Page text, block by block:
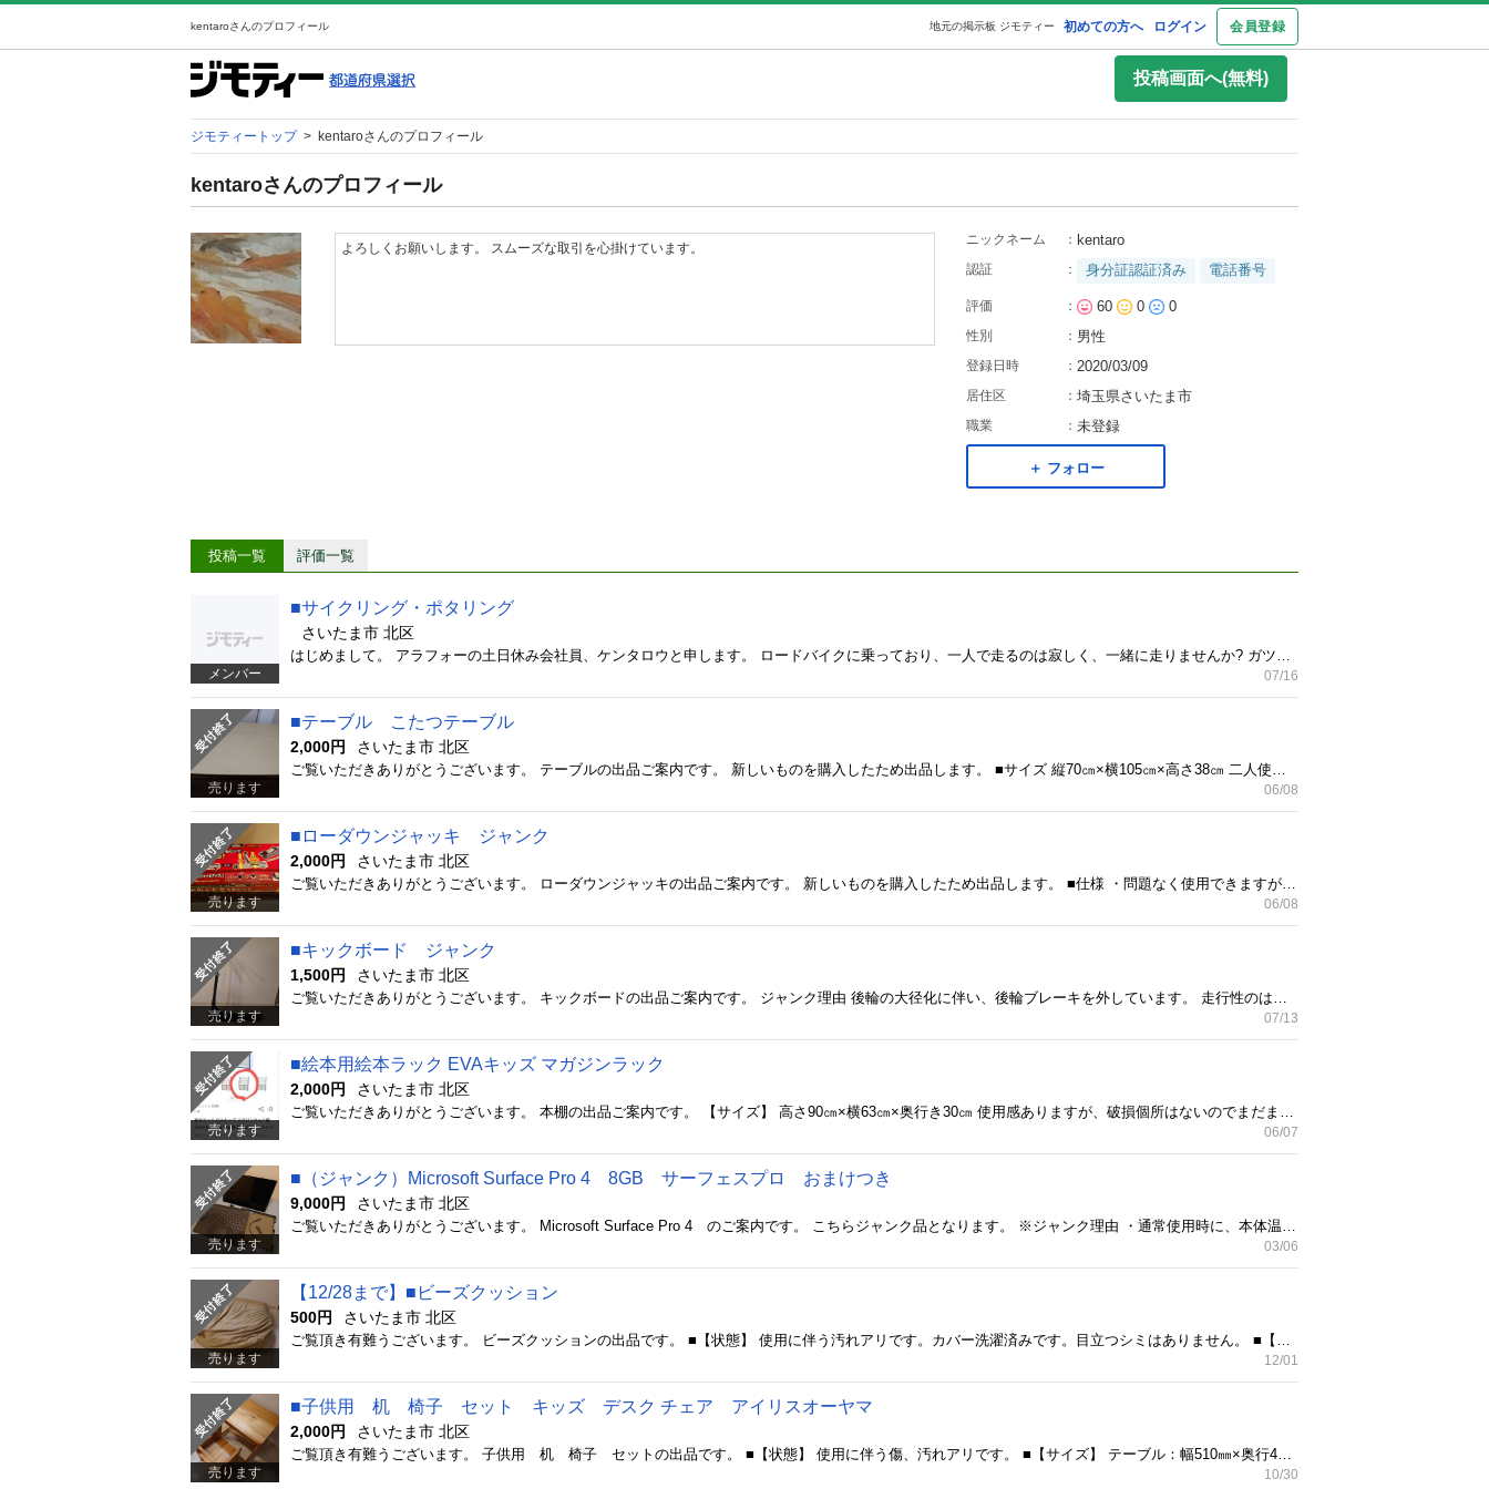
kentaroさんのプロフィール 初めての方へ ログイン 会員登録
地元の掲示板 ジモティー
投稿画面へ(無料)
ジモティートップ > kentaroさんのプロフィール
kentaroさんのプロフィール
よろしくお願いします。 スムーズな取引を心掛けています。
ニックネーム ： kentaro
認証 ： 身分証認証済み 電話番号
評価 ： 60 0 0
性別 ： 男性
登録日時 ： 2020/03/09
居住区 ： 埼玉県さいたま市
職業 ： 未登録
＋ フォロー
投稿一覧 評価一覧
メンバー
■サイクリング・ポタリング
さいたま市 北区
07/16
売ります
■テーブル こたつテーブル
2,000円 さいたま市 北区
06/08
売ります
■ローダウンジャッキ ジャンク
2,000円 さいたま市 北区
06/08
売ります
■キックボード ジャンク
1,500円 さいたま市 北区
07/13
売ります
■絵本用絵本ラック EVAキッズ マガジンラック
2,000円 さいたま市 北区
06/07
売ります
■（ジャンク）Microsoft Surface Pro 4 8GB サーフェスプロ おまけつき
9,000円 さいたま市 北区
03/06
売ります
【12/28まで】■ビーズクッション
500円 さいたま市 北区
12/01
売ります
■子供用 机 椅子 セット キッズ デスク チェア アイリスオーヤマ
2,000円 さいたま市 北区
10/30